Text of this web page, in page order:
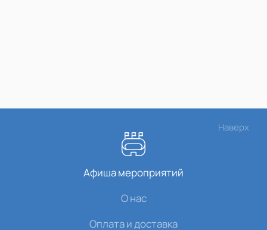
Наверх
Афиша мероприятий
О нас
Оплата и доставка